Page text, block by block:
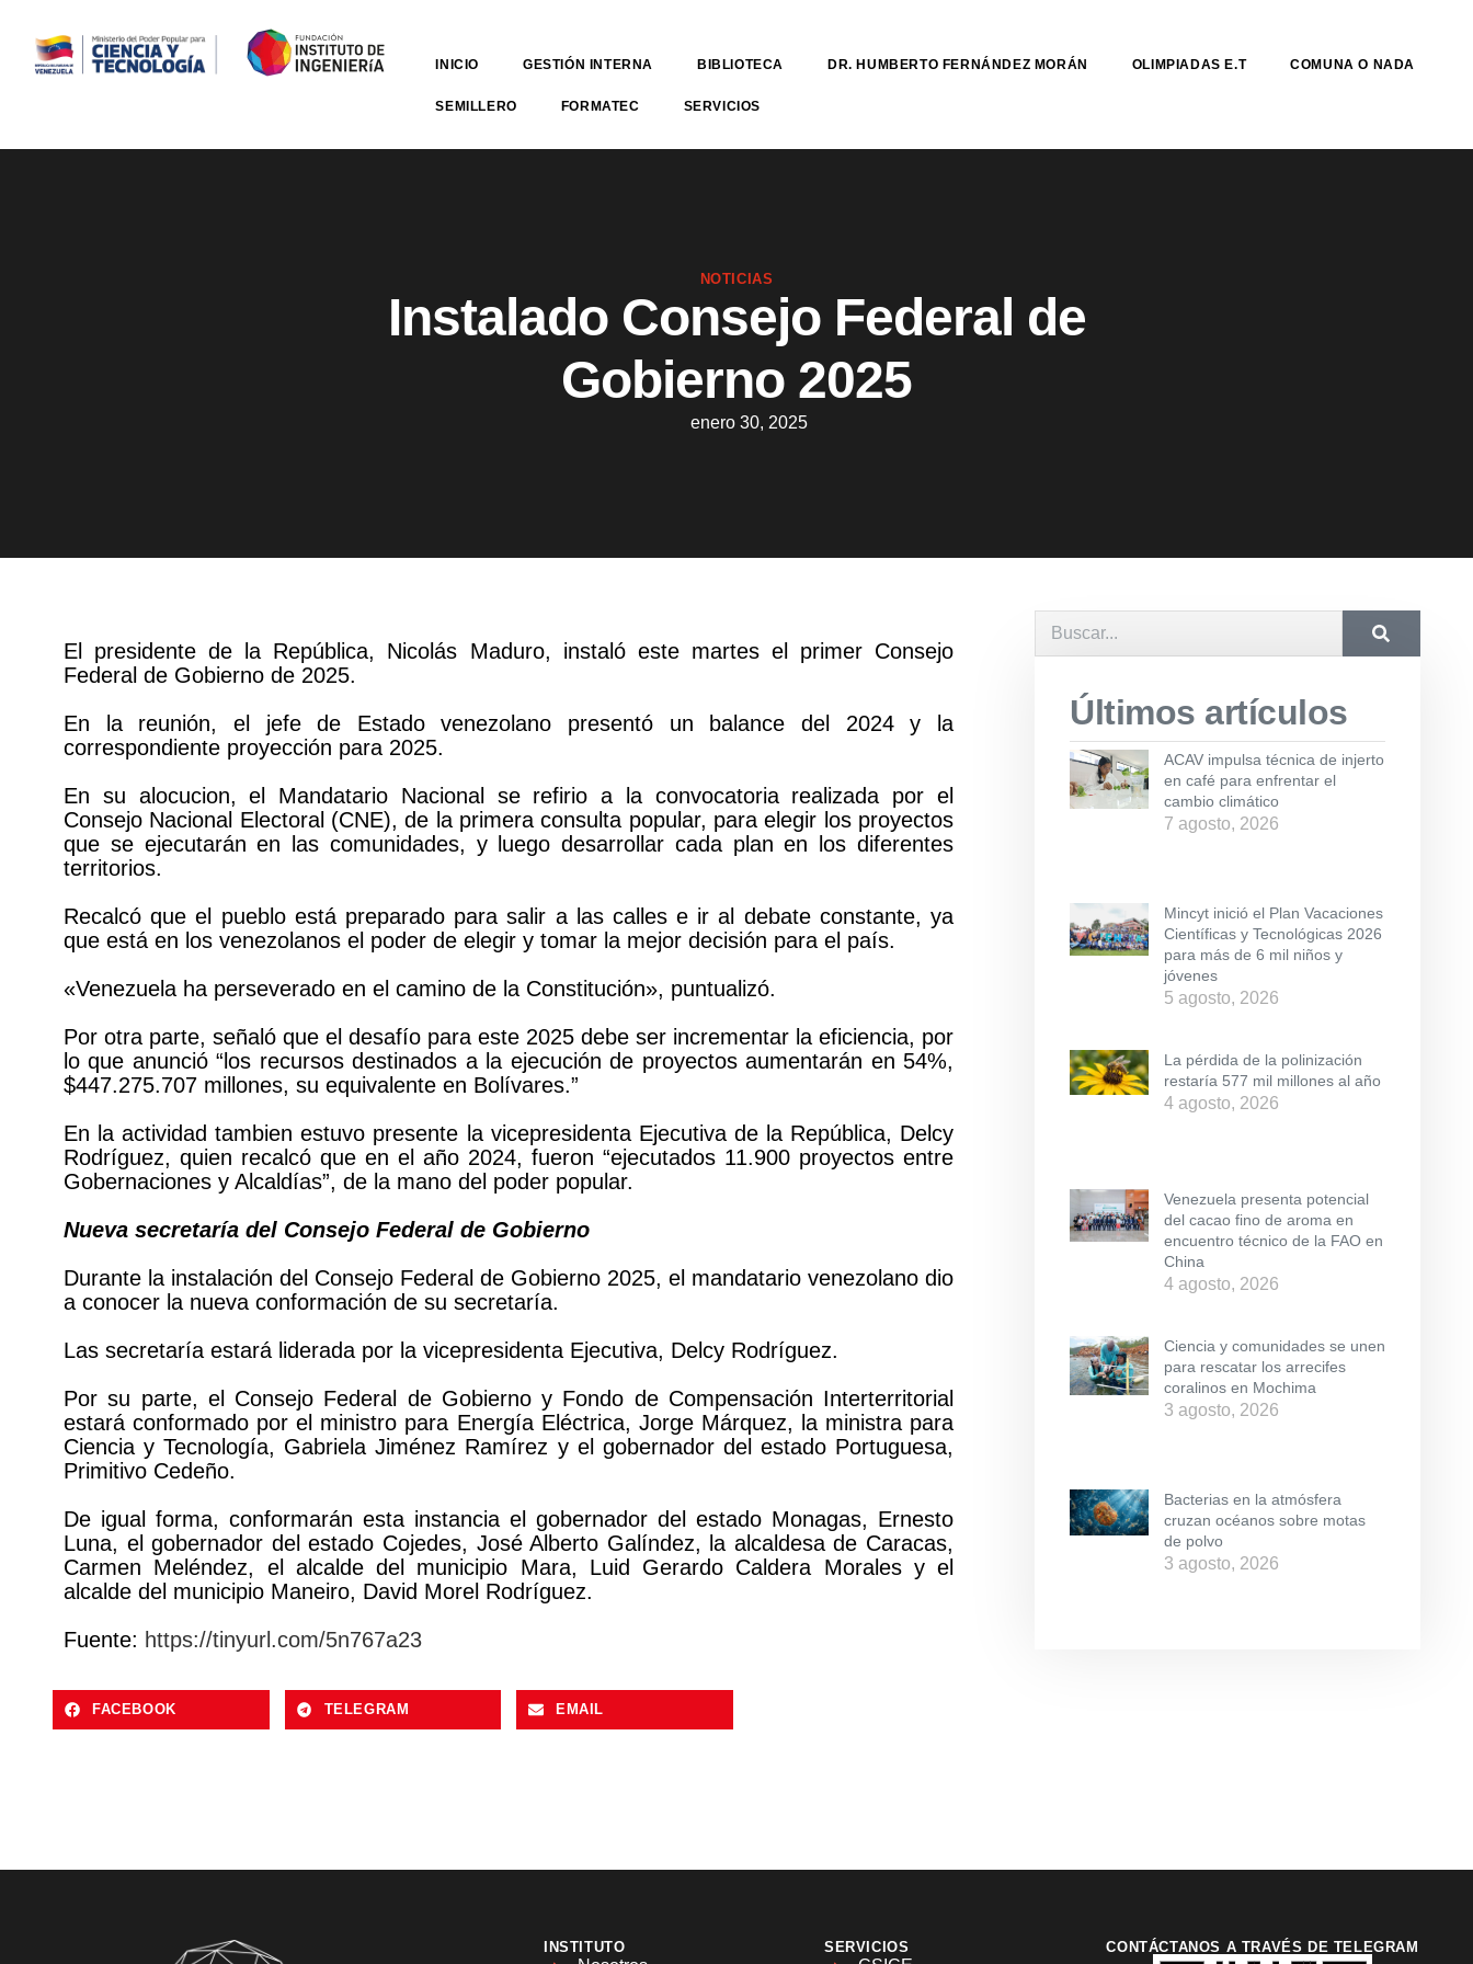
INICIO GESTIÓN INTERNA BIBLIOTECA DR. HUMBERTO FERNÁNDEZ MORÁN OLIMPIADAS E.T COMUNA O NADA
SEMILLERO FORMATEC SERVICIOS
NOTICIAS
Instalado Consejo Federal de
Gobierno 2025
enero 30, 2025
El presidente de la República, Nicolás Maduro, instaló este martes el primer Consejo
Federal de Gobierno de 2025.
En la reunión, el jefe de Estado venezolano presentó un balance del 2024 y la
correspondiente proyección para 2025.
En su alocucion, el Mandatario Nacional se refirio a la convocatoria realizada por el
Consejo Nacional Electoral (CNE), de la primera consulta popular, para elegir los proyectos
que se ejecutarán en las comunidades, y luego desarrollar cada plan en los diferentes
territorios.
Recalcó que el pueblo está preparado para salir a las calles e ir al debate constante, ya
que está en los venezolanos el poder de elegir y tomar la mejor decisión para el país.
«Venezuela ha perseverado en el camino de la Constitución», puntualizó.
Por otra parte, señaló que el desafío para este 2025 debe ser incrementar la eficiencia, por
lo que anunció “los recursos destinados a la ejecución de proyectos aumentarán en 54%,
$447.275.707 millones, su equivalente en Bolívares.”
En la actividad tambien estuvo presente la vicepresidenta Ejecutiva de la República, Delcy
Rodríguez, quien recalcó que en el año 2024, fueron “ejecutados 11.900 proyectos entre
Gobernaciones y Alcaldías”, de la mano del poder popular.
Nueva secretaría del Consejo Federal de Gobierno
Durante la instalación del Consejo Federal de Gobierno 2025, el mandatario venezolano dio
a conocer la nueva conformación de su secretaría.
Las secretaría estará liderada por la vicepresidenta Ejecutiva, Delcy Rodríguez.
Por su parte, el Consejo Federal de Gobierno y Fondo de Compensación Interterritorial
estará conformado por el ministro para Energía Eléctrica, Jorge Márquez, la ministra para
Ciencia y Tecnología, Gabriela Jiménez Ramírez y el gobernador del estado Portuguesa,
Primitivo Cedeño.
De igual forma, conformarán esta instancia el gobernador del estado Monagas, Ernesto
Luna, el gobernador del estado Cojedes, José Alberto Galíndez, la alcaldesa de Caracas,
Carmen Meléndez, el alcalde del municipio Mara, Luid Gerardo Caldera Morales y el
alcalde del municipio Maneiro, David Morel Rodríguez.
Fuente: https://tinyurl.com/5n767a23
FACEBOOK TELEGRAM EMAIL
Últimos artículos
ACAV impulsa técnica de injerto
en café para enfrentar el
cambio climático
7 agosto, 2026
Mincyt inició el Plan Vacaciones
Científicas y Tecnológicas 2026
para más de 6 mil niños y
jóvenes
5 agosto, 2026
La pérdida de la polinización
restaría 577 mil millones al año
4 agosto, 2026
Venezuela presenta potencial
del cacao fino de aroma en
encuentro técnico de la FAO en
China
4 agosto, 2026
Ciencia y comunidades se unen
para rescatar los arrecifes
coralinos en Mochima
3 agosto, 2026
Bacterias en la atmósfera
cruzan océanos sobre motas
de polvo
3 agosto, 2026
INSTITUTO SERVICIOS CONTÁCTANOS A TRAVÉS DE TELEGRAM